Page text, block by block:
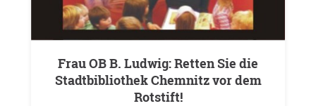
Frau OB B. Ludwig: Retten Sie die
Stadtbibliothek Chemnitz vor dem
Rotstift!